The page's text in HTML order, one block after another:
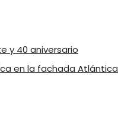
y 40 aniversario
en la fachada Atlántica